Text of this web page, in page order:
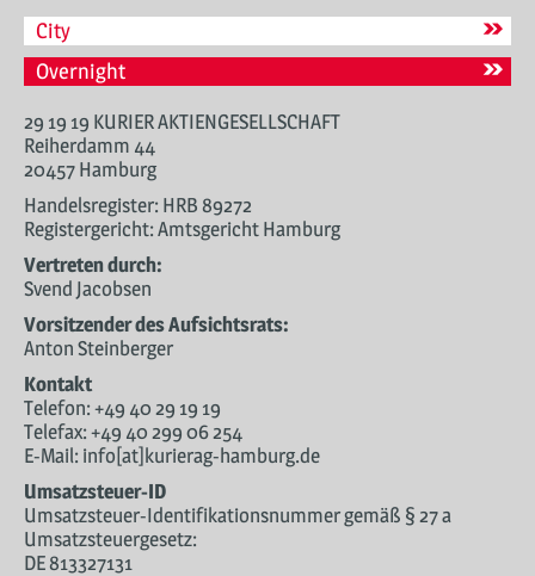
PREISE
PARTNER
JOBS
DOWNLOAD
SERVICE
WERBUNG
KONTAKT
City
Overnight
29 19 19 KURIER AKTIENGESELLSCHAFT
Reiherdamm 44
20457 Hamburg
Handelsregister: HRB 89272
Registergericht: Amtsgericht Hamburg
Vertreten durch:
Svend Jacobsen
Vorsitzender des Aufsichtsrats:
Anton Steinberger
Kontakt
Telefon: +49 40 29 19 19
Telefax: +49 40 299 06 254
E-Mail: info[at]kurierag-hamburg.de
Umsatzsteuer-ID
Umsatzsteuer-Identifikationsnummer gemäß § 27 a
Umsatzsteuergesetz:
DE 813327131